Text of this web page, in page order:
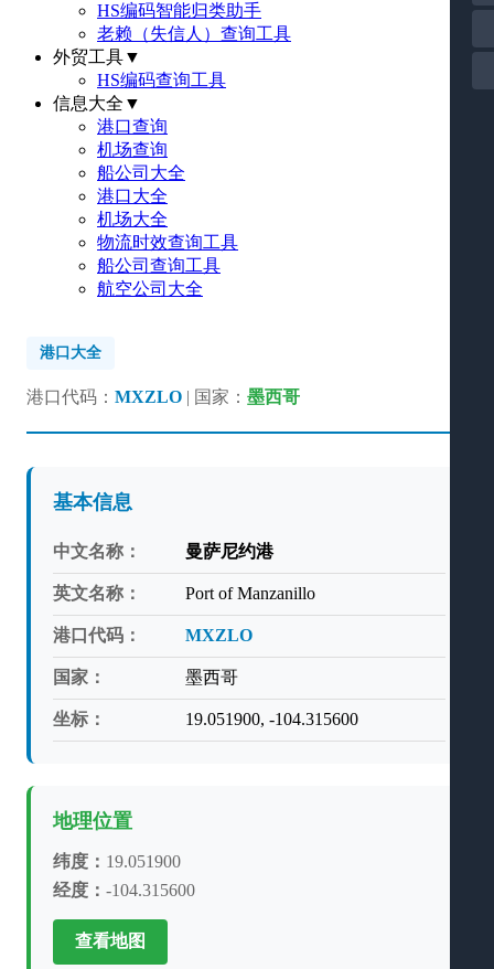
HS编码智能归类助手
老赖（失信人）查询工具
外贸工具▼
HS编码查询工具
信息大全 ▼
港口查询
机场查询
船公司大全
港口大全
机场大全
物流时效查询工具
船公司查询工具
航空公司大全
港口大全
港口代码： MXZLO | 国家： 墨西哥
基本信息
中文名称： 曼萨尼约港
英文名称： Port of Manzanillo
港口代码： MXZLO
国家： 墨西哥
坐标： 19.051900, -104.315600
地理位置
纬度： 19.051900
经度： -104.315600
查看地图